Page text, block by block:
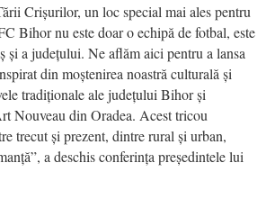
Crișurilor, un loc special mai ales pentru
Bihor nu este doar o echipă de fotbal, este
și a județului. Ne aflăm aici pentru a lansa
din moștenirea noastră culturală și
tradiționale ale județului Bihor și
Nouveau din Oradea. Acest tricou
trecut și prezent, dintre rural și urban,
a deschis conferința președintele lui